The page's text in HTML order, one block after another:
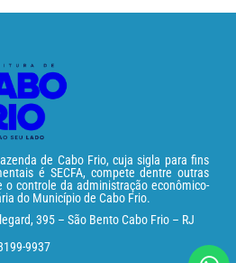
de Cabo Frio, cuja sigla para fins
é SECFA, compete dentre outras
o controle da administração econômico-
do Município de Cabo Frio.
395 – São Bento Cabo Frio – RJ
9937